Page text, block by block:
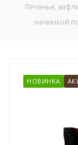
Печенье,
начинкой
НОВИНКА